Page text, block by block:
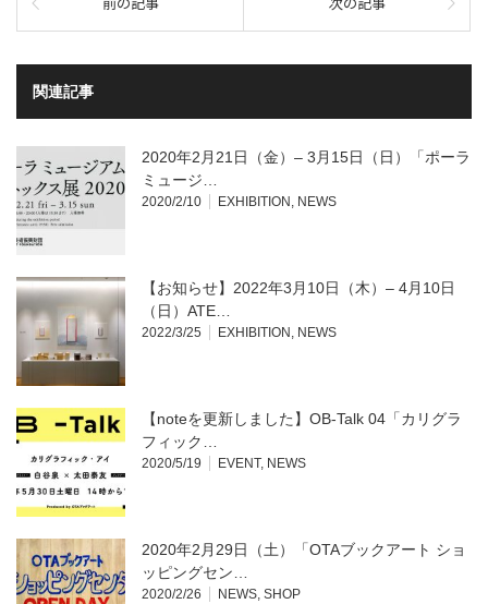
関連記事
2020年2月21日（金）– 3月15日（日）「ポーラ
ミュージ…
2020/2/10 EXHIBITION , NEWS
【お知らせ】2022年3月10日（木）– 4月10日
（日）ATE…
2022/3/25 EXHIBITION , NEWS
【noteを更新しました】OB-Talk 04「カリグラ
フィック…
2020/5/19 EVENT, NEWS
2020年2月29日（土）「OTAブックアート ショ
ッピングセン…
2020/2/26 NEWS, SHOP